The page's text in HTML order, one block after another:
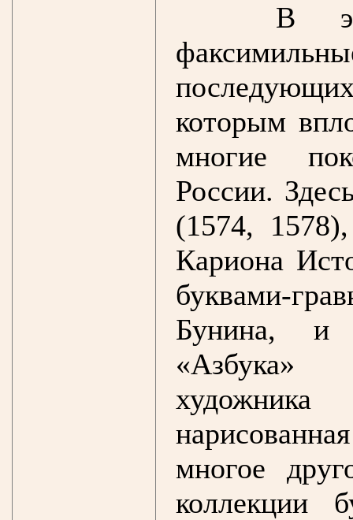
В
которым
многие
России.
(1574,
Кариона
буквами-
Бунина, и
«Азбука»
многое
коллекции